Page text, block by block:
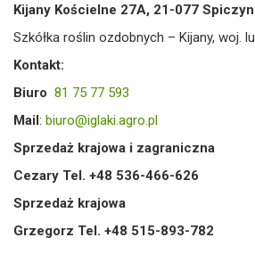
Kijany Kościelne 27A, 21-077 Spiczyn
Szkółka roślin ozdobnych – Kijany, woj.
Kontakt:
Biuro 81 75 77 593
Mail: biuro@iglaki.agro.pl
Sprzedaż krajowa i zagraniczna
Cezary Tel. +48 536-466-626
Sprzedaż krajowa
Grzegorz Tel. +48 515-893-782